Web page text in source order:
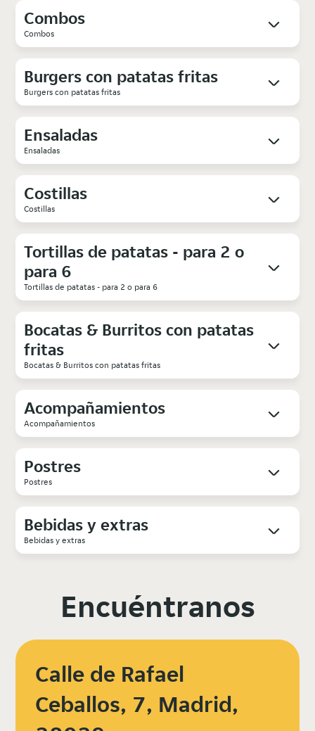
Combos
Combos
Burgers con patatas fritas
Burgers con patatas fritas
Ensaladas
Ensaladas
Costillas
Costillas
Tortillas de patatas - para 2 o
para 6
Tortillas de patatas - para 2 o para 6
Bocatas & Burritos con patatas
fritas
Bocatas & Burritos con patatas fritas
Acompañamientos
Acompañamientos
Postres
Postres
Bebidas y extras
Bebidas y extras
Encuéntranos
Calle de Rafael
Ceballos, 7, Madrid,